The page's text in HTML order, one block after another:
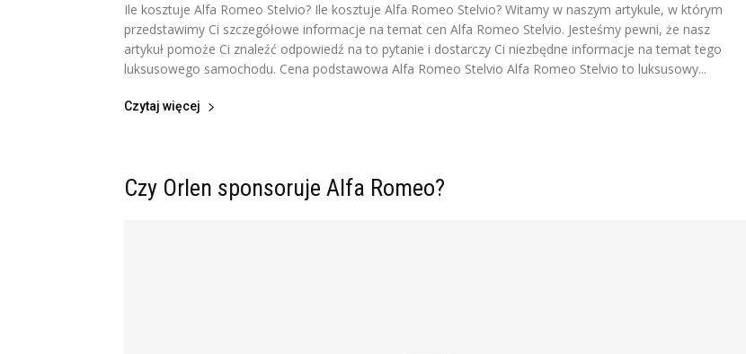
Ile kosztuje Alfa Romeo Stelvio? Ile kosztuje Alfa Romeo Stelvio? Witamy w naszym artykule, w którym
przedstawimy Ci szczegółowe informacje na temat cen Alfa Romeo Stelvio. Jesteśmy pewni, że nasz
artykuł pomoże Ci znaleźć odpowiedź na to pytanie i dostarczy Ci niezbędne informacje na temat tego
luksusowego samochodu. Cena podstawowa Alfa Romeo Stelvio Alfa Romeo Stelvio to luksusowy...
Czytaj więcej
Czy Orlen sponsoruje Alfa Romeo?